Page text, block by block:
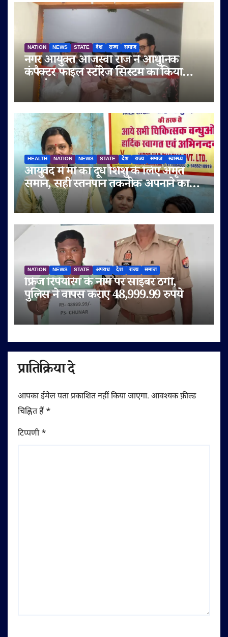
NATION NEWS STATE देश राज्य समाज
नगर आयुक्त ओजस्वी राज ने आधुनिक
कंपैक्टर फाइल स्टोरेज सिस्टम का किया
शुभारंभ
HEALTH NATION NEWS STATE देश राज्य समाज स्वास्थ्य
आयुर्वेद में माँ का दूध शिशु के लिए अमृत
समान, सही स्तनपान तकनीक अपनाने का
आह्वान
NATION NEWS STATE अपराध देश राज्य समाज
फ्रिज रिपेयरिंग के नाम पर साइबर ठगी,
पुलिस ने वापस कराए 48,999.99 रुपये
प्रातिक्रिया दे
आपका ईमेल पता प्रकाशित नहीं किया जाएगा. आवश्यक फ़ील्ड
चिह्नित हैं *
टिप्पणी*